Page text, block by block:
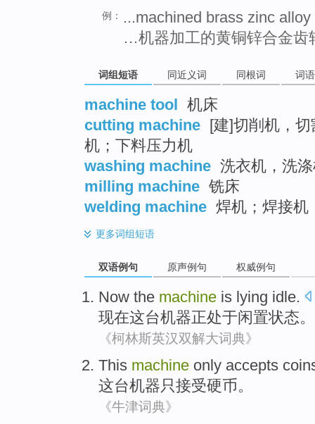
例：
...machined brass zinc alloy
…机器加工的黄铜锌合金齿
词组短语 同近义词 同根词 词
machine tool 机床
cutting machine [建]切削机，
机；下料压力机
washing machine 洗衣机，洗
milling machine 铣床
welding machine 焊机；焊接机
更多词组短语
双语例句 原声例句 权威例句
Now the machine is lying idle.
现在这台机器正处于闲置状态。
《柯林斯英汉双解大词典》
This machine only accepts
这台机器只接受硬币。
《牛津词典》